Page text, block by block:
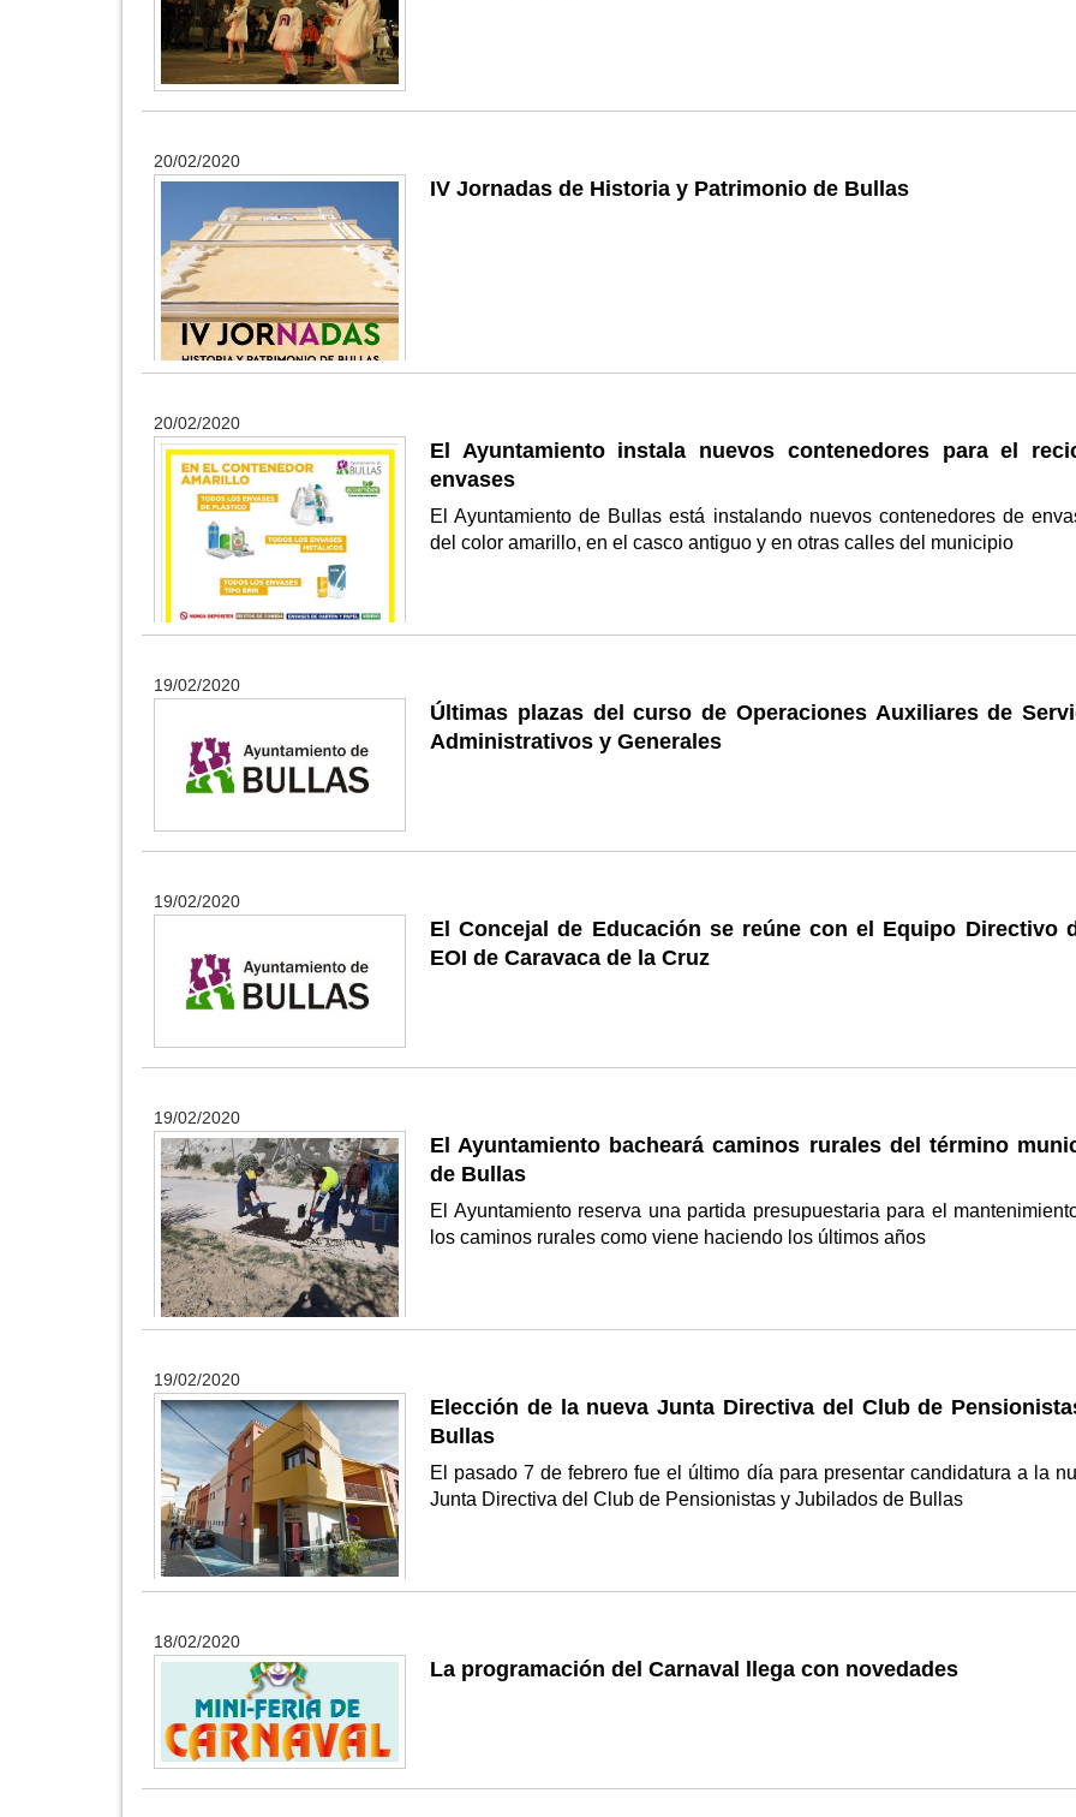
20/02/2020
IV Jornadas de Historia y Patrimonio de Bullas
20/02/2020
El Ayuntamiento instala nuevos contenedores para el
envases
El Ayuntamiento de Bullas está instalando nuevos contenedores de
del color amarillo, en el casco antiguo y en otras calles del municipio
19/02/2020
Últimas plazas del curso de Operaciones Auxiliares de
Administrativos y Generales
19/02/2020
El Concejal de Educación se reúne con el Equipo Directivo
EOI de Caravaca de la Cruz
19/02/2020
El Ayuntamiento bacheará caminos rurales del término
de Bullas
El Ayuntamiento reserva una partida presupuestaria para el
los caminos rurales como viene haciendo los últimos años
19/02/2020
Elección de la nueva Junta Directiva del Club de
Bullas
El pasado 7 de febrero fue el último día para presentar candidatura a la
Junta Directiva del Club de Pensionistas y Jubilados de Bullas
18/02/2020
La programación del Carnaval llega con novedades